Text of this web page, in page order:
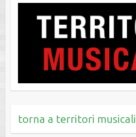
torna a territori musicali